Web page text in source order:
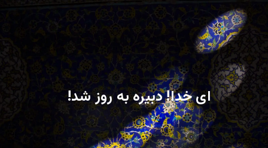
ای خدا! دبیره به روز شد!